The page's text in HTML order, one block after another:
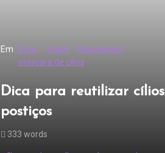
Em Dicas make
Maquiagem
máscara de cílios
Dica para reutilizar cílios
postiços
333 words